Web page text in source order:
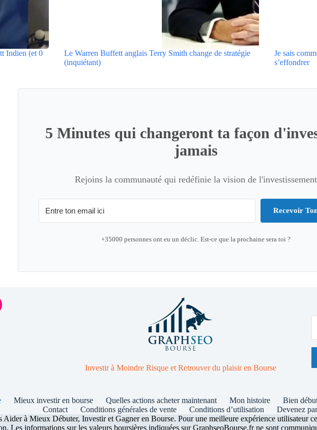
Indien (et 0
Le Warren Buffett anglais Terry Smith change de stratégie
(inquiétant)
Je sais
s’effondrer
5 Minutes qui changeront ta façon
jamais
Rejoins la communauté qui redéfinie la vision de l'investissement
Recevoir
+35000 personnes ont eu un déclic. Est-ce que la prochaine sera toi ?
Investir à Moindre Risque et Retrouver du plaisir en Bourse
Mieux investir en bourse Quelles actions acheter maintenant Mon histoire Bien
Contact
Conditions générales de vente Conditions d’utilisation
Devenez
à Mieux Débuter, Investir et Gagner en Bourse. Pour une meilleure expérience utilisateur
Les informations sur les valeurs boursières indiquées sur GraphseoBourse.fr ne sont